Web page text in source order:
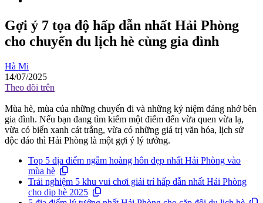
Gợi ý 7 tọa độ hấp dẫn nhất Hải Phòng
cho chuyến du lịch hè cùng gia đình
Hà Mi
14/07/2025
Theo dõi trên
Mùa hè, mùa của những chuyến đi và những kỷ niệm đáng nhớ bên
gia đình. Nếu bạn đang tìm kiếm một điểm đến vừa quen vừa lạ,
vừa có biển xanh cát trắng, vừa có những giá trị văn hóa, lịch sử
độc đáo thì Hải Phòng là một gợi ý lý tưởng.
Top 5 địa điểm ngắm hoàng hôn đẹp nhất Hải Phòng vào
mùa hè
Trải nghiệm 5 khu vui chơi giải trí hấp dẫn nhất Hải Phòng
cho dịp hè 2025